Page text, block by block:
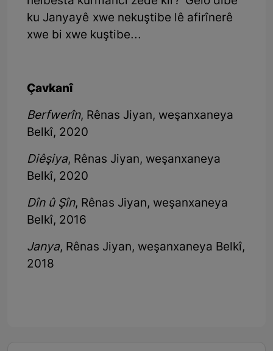
ku Janyayê xwe nekuştibe lê afirînerê
xwe bi xwe kuştibe...
Çavkanî
Berfwerîn, Rênas Jiyan, weşanxaneya
Belkî, 2020
Diêşiya, Rênas Jiyan, weşanxaneya
Belkî, 2020
Dîn û Şîn, Rênas Jiyan, weşanxaneya
Belkî, 2016
Janya, Rênas Jiyan, weşanxaneya Belkî,
2018